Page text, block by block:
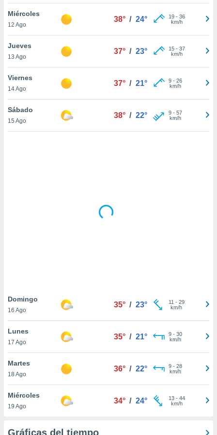
sitio
En
sean
el sitio
ni para
o
similares
como
sitio
de
traten tus
en
interés
su
Miércoles
12 Ago
38° / 24° 19- 36
km/h
Jueves
13 Ago
37° / 23° 15- 37
km/h
Viernes
14 Ago
37° / 21° 9- 26
km/h
Sábado
15 Ago
38° / 22° 9- 57
km/h
Domingo
16 Ago
35° / 23° 11 - 29
km/h
Lunes
17 Ago
35° / 21° 9- 30
km/h
Martes
18 Ago
36° / 22° 9- 28
km/h
Miércoles
19 Ago
34° / 24° 13- 44
km/h
Gráficas del tiempo